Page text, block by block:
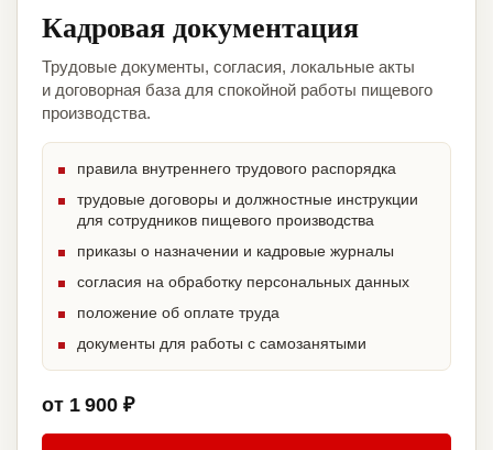
Кадровая документация
Трудовые документы, согласия, локальные акты
и договорная база для спокойной работы пищевого
производства.
правила внутреннего трудового распорядка
трудовые договоры и должностные инструкции
для сотрудников пищевого производства
приказы о назначении и кадровые журналы
согласия на обработку персональных данных
положение об оплате труда
документы для работы с самозанятыми
от 1 900 ₽